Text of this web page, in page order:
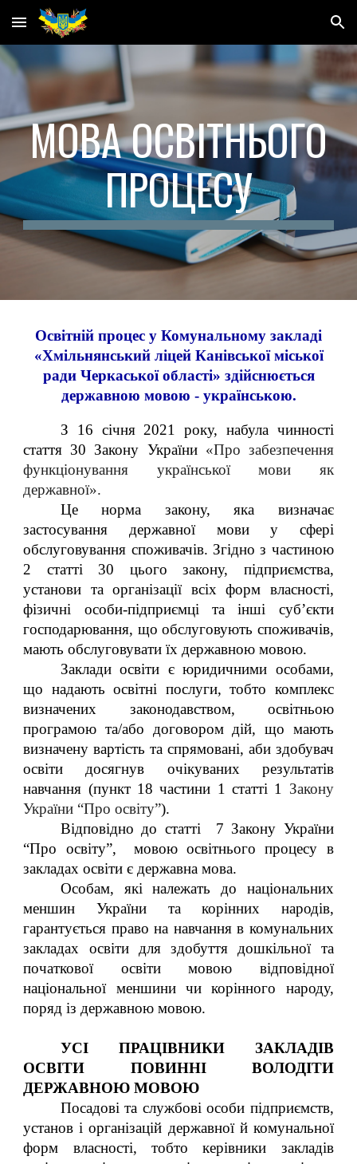
Skip to main content Skip to navigation
МОВА ОСВІТНЬОГО
ПРОЦЕСУ
Освітній процес у Комунальному закладі
«Хмільнянський ліцей Канівської міської
ради Черкаської області» здійснюється
державною мовою - українською.
З 16 січня 2021 року, набула чинності
стаття 30 Закону України «Про забезпечення
функціонування української мови як
державної».
Це норма закону, яка визначає
застосування державної мови у сфері
обслуговування споживачів. Згідно з частиною
2 статті 30 цього закону, підприємства,
установи та організації всіх форм власності,
фізичні особи-підприємці та інші суб’єкти
господарювання, що обслуговують споживачів,
мають обслуговувати їх державною мовою.
Заклади освіти є юридичними особами,
що надають освітні послуги, тобто комплекс
визначених законодавством, освітньою
програмою та/або договором дій, що мають
визначену вартість та спрямовані, аби здобувач
освіти досягнув очікуваних результатів
навчання (пункт 18 частини 1 статті 1 Закону
України “Про освіту”).
Відповідно до статті 7 Закону України
“Про освіту”, мовою освітнього процесу в
закладах освіти є державна мова.
Особам, які належать до національних
меншин України та корінних народів,
гарантується право на навчання в комунальних
закладах освіти для здобуття дошкільної та
початкової освіти мовою відповідної
національної меншини чи корінного народу,
поряд із державною мовою.
УСІ ПРАЦІВНИКИ ЗАКЛАДІВ
ОСВІТИ ПОВИННІ ВОЛОДІТИ
ДЕРЖАВНОЮ МОВОЮ
Посадові та службові особи підприємств,
установ і організацій державної й комунальної
форм власності, тобто керівники закладів